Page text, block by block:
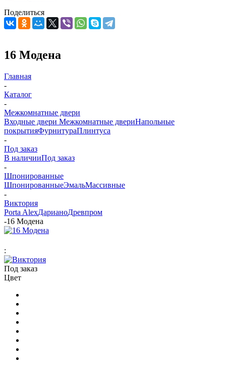
Поделиться
16 Модена
Главная
-
Каталог
-
Межкомнатные двери
Входные двери Межкомнатные двериНапольные
покрытияФурнитураПлинтуса
-
Под заказ
В наличииПод заказ
-
Шпонированные
ШпонированныеЭмальМассивные
-
Виктория
Porta AlexДарианоДревпром
-16 Модена
:
Под заказ
Цвет